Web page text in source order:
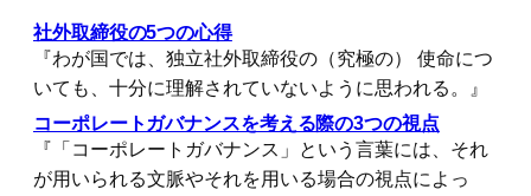
社外取締役の5つの心得
『わが国では、独立社外取締役の（究極の） 使命につ
いても、十分に理解されていないように思われる。』
コーポレートガバナンスを考える際の3つの視点
『「コーポレートガバナンス」という言葉には、それ
が用いられる文脈やそれを用いる場合の視点によっ